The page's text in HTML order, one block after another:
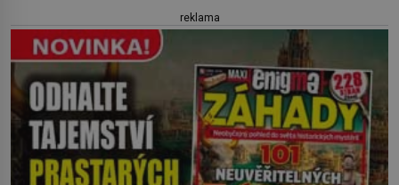
křesťanství, vůbec nic o nich nevíme…
Jediným svědkem existence […]
do ní vydá, ulpívá zvláštní substance
neznámého původu, stejná látka
pokrývá také silnice, auta či střechy
domů a lidé hlásí různé zdravotní potíže
včetně pozdější rakoviny. O 70 let
později pravda o původu této mlhy
vychází najevo. Víme ale […]
reklama